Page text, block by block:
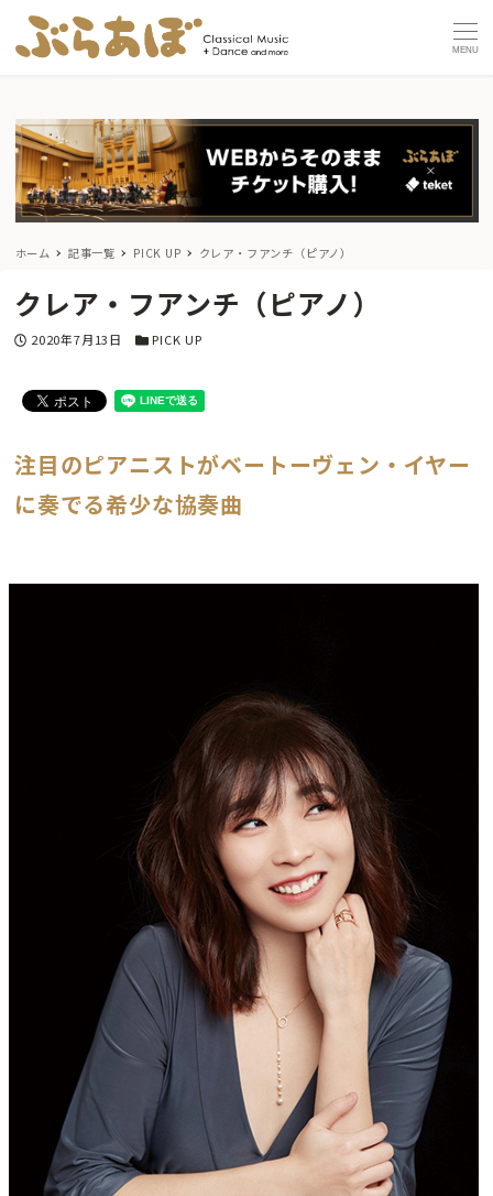
MENU
ホーム 記事一覧 PICK UP クレア・フアンチ（ピアノ）
クレア・フアンチ（ピアノ）
投稿日
2020年7月13日 カテゴリー
PICK UP
注目のピアニストがベートーヴェン・イヤー
に奏でる希少な協奏曲